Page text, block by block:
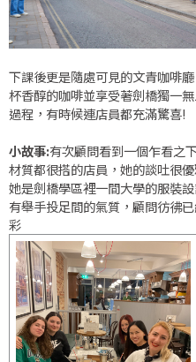
下課後更是隨處可見的文青咖啡
杯香醇的咖啡並享受著劍橋獨一
過程，有時候連店員都充滿驚喜!
小故事:有次顧問看到一個乍看之
材質都很搭的店員，她的談吐很
她是劍橋學區裡一間大學的服裝
有舉手投足間的氣質，顧問彷彿
彩